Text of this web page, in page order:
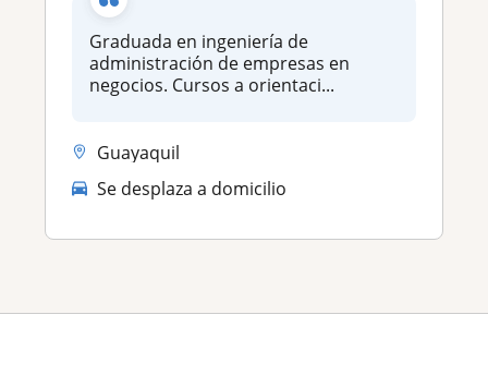
Graduada en ingeniería de
administración de empresas en
negocios. Cursos a orientaci...
Guayaquil
Se desplaza a domicilio